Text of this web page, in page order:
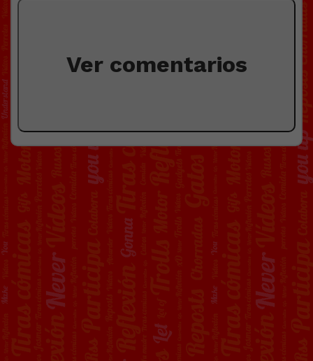
Ver comentarios